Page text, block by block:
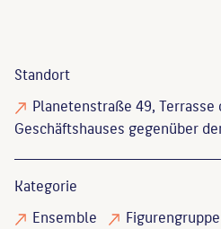
Standort
Planetenstraße 49, Terrasse
Geschäftshauses gegenüber
Kategorie
Ensemble
Figurengruppe